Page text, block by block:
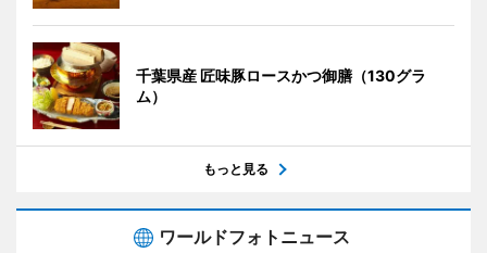
千葉県産 匠味豚ロースかつ御膳（130グラ
ム）
もっと見る
ワールドフォトニュース